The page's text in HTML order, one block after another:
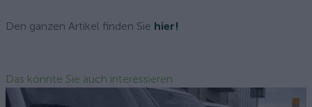
Den ganzen Artikel finden Sie hier!
Das könnte Sie auch interessieren